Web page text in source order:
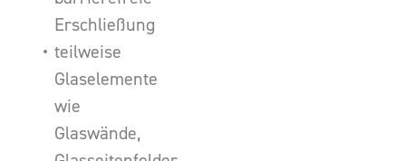
Erschließung
teilweise
Glaselemente
wie
Glaswände,